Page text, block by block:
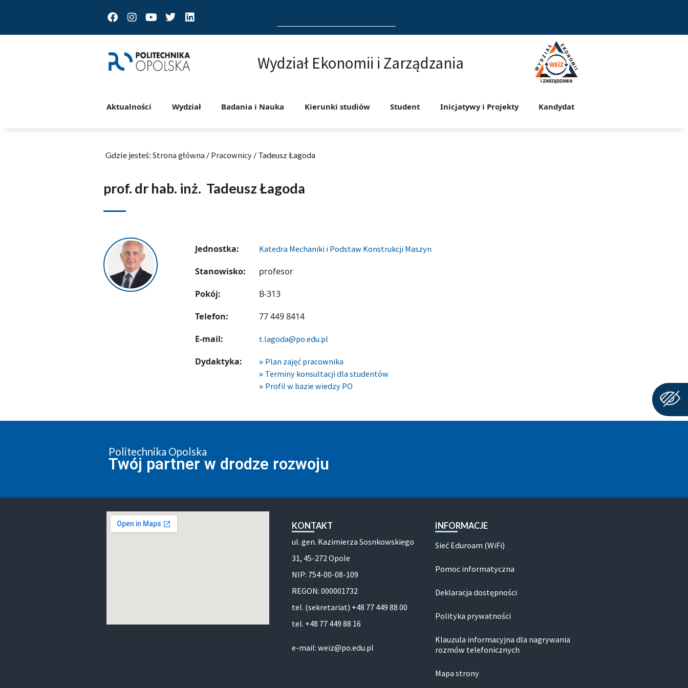
FacebookInstagram
Youtube
TwitterLinkedin
for:
Wydział Ekonomii i Zarządzania
Aktualności Wydział Badania i Nauka Kierunki studiów Student Inicjatywy i Projekty Kandydat
Gdzie jesteś: Strona główna / Pracownicy/ Tadeusz Łagoda
prof. dr hab. inż. Tadeusz Łagoda
Jednostka: Katedra Mechaniki i Podstaw Konstrukcji Maszyn
Stanowisko:
profesor
Pokój:
B-313
Telefon:
77 449 8414
E-mail:
t.lagoda@po.edu.pl
Dydaktyka:
Plan zajęć pracownika
Terminy konsultacji dla studentów
Profil w bazie wiedzy PO
Politechnika Opolska
Twój partner w drodze rozwoju
KONTAKT
ul. gen. Kazimierza Sosnkowskiego
31, 45-272 Opole
NIP: 754-00-08-109
REGON: 000001732
tel. (sekretariat) +48 77 449 88 00
tel. +48 77 449 88 16
e-mail: weiz@po.edu.pl
INFORMACJE
Sieć Eduroam (WiFi)
Pomoc informatyczna
Deklaracja dostępności
Polityka prywatności
Klauzula informacyjna dla nagrywania
rozmów telefonicznych
Mapa strony